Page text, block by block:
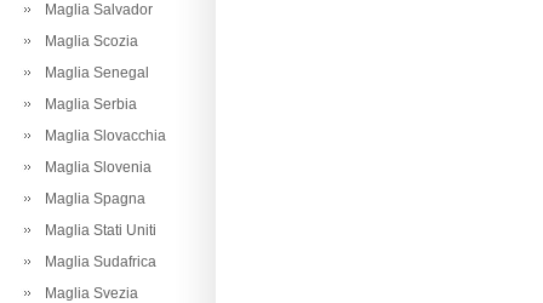
Maglia Salvador
Maglia Scozia
Maglia Senegal
Maglia Serbia
Maglia Slovacchia
Maglia Slovenia
Maglia Spagna
Maglia Stati Uniti
Maglia Sudafrica
Maglia Svezia